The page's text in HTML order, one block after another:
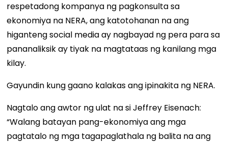
respetadong kompanya ng pagkonsulta sa
ekonomiya na NERA, ang katotohanan na ang
higanteng social media ay nagbayad ng pera para sa
pananaliksik ay tiyak na magtataas ng kanilang mga
kilay.
Gayundin kung gaano kalakas ang ipinakita ng NERA.
Nagtalo ang awtor ng ulat na si Jeffrey Eisenach:
“Walang batayan pang-ekonomiya ang mga
pagtatalo ng mga tagapaglathala ng balita na ang